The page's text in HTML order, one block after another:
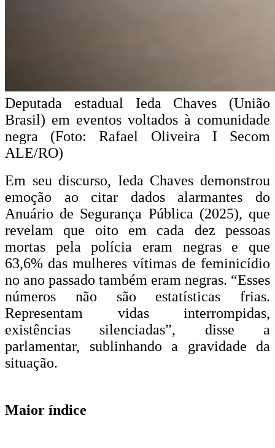
Deputada estadual Ieda Chaves (União
Brasil) em eventos voltados à comunidade
negra (Foto: Rafael Oliveira I Secom
ALE/RO)
Em seu discurso, Ieda Chaves demonstrou
emoção ao citar dados alarmantes do
Anuário de Segurança Pública (2025), que
revelam que oito em cada dez pessoas
mortas pela polícia eram negras e que
63,6% das mulheres vítimas de feminicídio
no ano passado também eram negras. “Esses
números não são estatísticas frias.
Representam vidas interrompidas,
existências silenciadas”, disse a
parlamentar, sublinhando a gravidade da
situação.
Maior índice